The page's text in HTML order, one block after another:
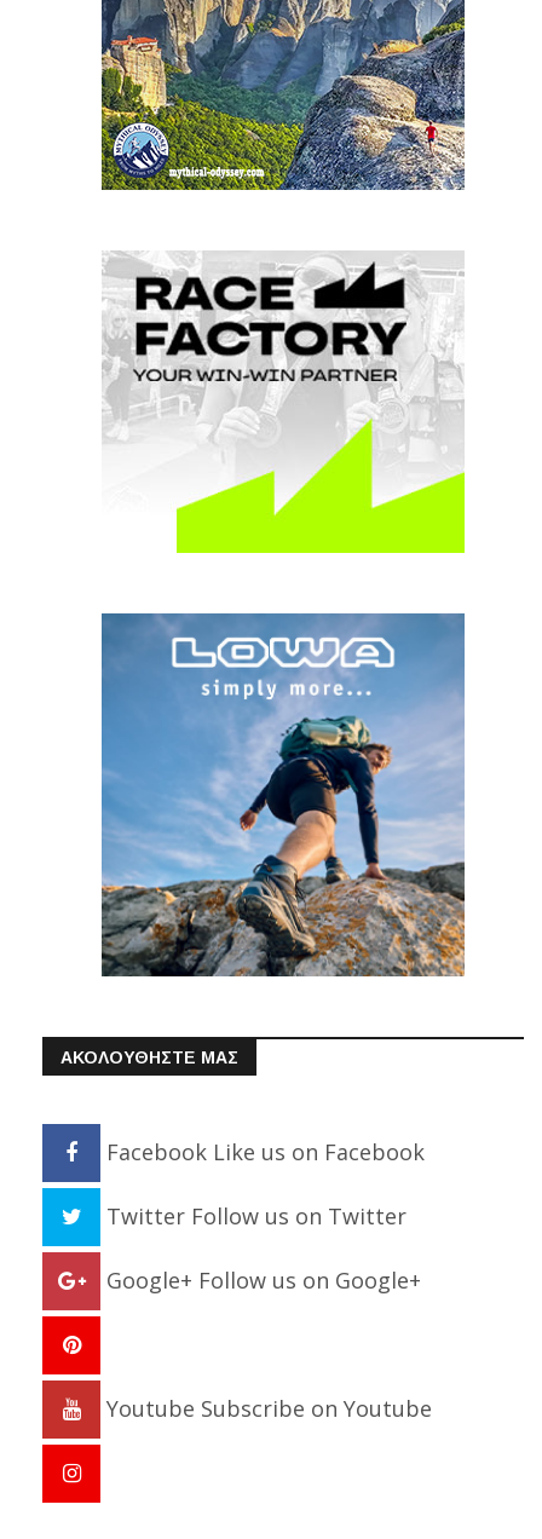
ΑΚΟΛΟΥΘΗΣΤΕ ΜΑΣ
Facebook Like us on Facebook
Twitter Follow us on Twitter
Google+ Follow us on Google+
Youtube Subscribe on Youtube